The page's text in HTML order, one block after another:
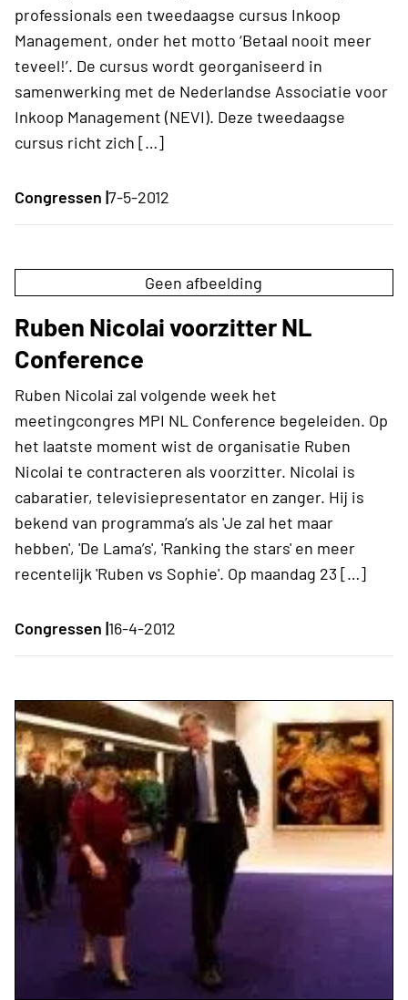
professionals een tweedaagse cursus Inkoop
Management, onder het motto ‘Betaal nooit meer
teveel!’. De cursus wordt georganiseerd in
samenwerking met de Nederlandse Associatie voor
Inkoop Management (NEVI). Deze tweedaagse
cursus richt zich […]
Congressen |7-5-2012
Geen afbeelding
Ruben Nicolai voorzitter NL
Conference
Ruben Nicolai zal volgende week het
meetingcongres MPI NL Conference begeleiden. Op
het laatste moment wist de organisatie Ruben
Nicolai te contracteren als voorzitter. Nicolai is
cabaratier, televisiepresentator en zanger. Hij is
bekend van programma’s als 'Je zal het maar
hebben', 'De Lama’s', 'Ranking the stars' en meer
recentelijk 'Ruben vs Sophie'. Op maandag 23 […]
Congressen |16-4-2012